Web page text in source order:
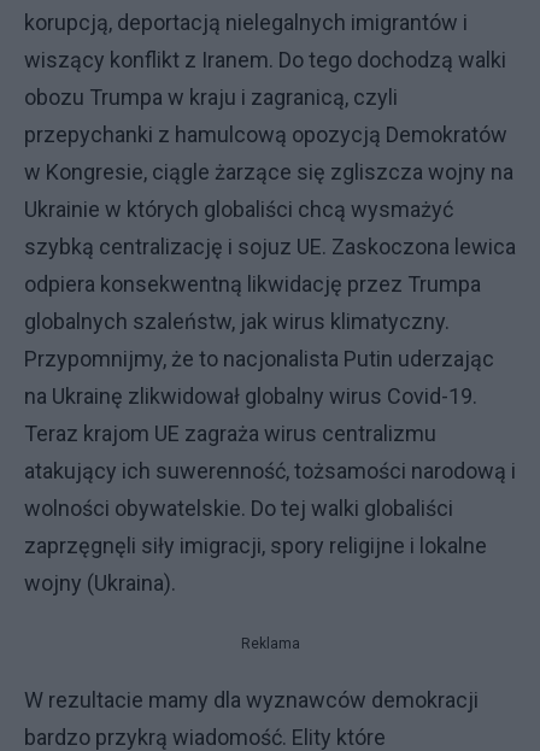
korupcją, deportacją nielegalnych imigrantów i
wiszący konflikt z Iranem. Do tego dochodzą walki
obozu Trumpa w kraju i zagranicą, czyli
przepychanki z hamulcową opozycją Demokratów
w Kongresie, ciągle żarzące się zgliszcza wojny na
Ukrainie w których globaliści chcą wysmażyć
szybką centralizację i sojuz UE. Zaskoczona lewica
odpiera konsekwentną likwidację przez Trumpa
globalnych szaleństw, jak wirus klimatyczny.
Przypomnijmy, że to nacjonalista Putin uderzając
na Ukrainę zlikwidował globalny wirus Covid-19.
Teraz krajom UE zagraża wirus centralizmu
atakujący ich suwerenność, tożsamości narodową i
wolności obywatelskie. Do tej walki globaliści
zaprzęgnęli siły imigracji, spory religijne i lokalne
wojny (Ukraina).
Reklama
W rezultacie mamy dla wyznawców demokracji
bardzo przykrą wiadomość. Elity które